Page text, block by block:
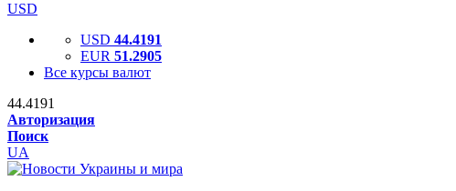
USD
USD 44.4191
EUR 51.2905
Все курсы валют
44.4191
Авторизация
Поиск
UA